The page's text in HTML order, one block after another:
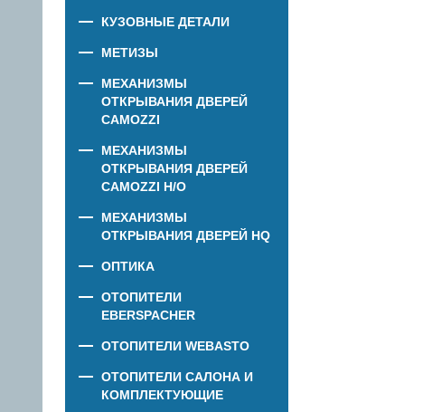
КУЗОВНЫЕ ДЕТАЛИ
МЕТИЗЫ
МЕХАНИЗМЫ
ОТКРЫВАНИЯ ДВЕРЕЙ
CAMOZZI
МЕХАНИЗМЫ
ОТКРЫВАНИЯ ДВЕРЕЙ
CAMOZZI Н/О
МЕХАНИЗМЫ
ОТКРЫВАНИЯ ДВЕРЕЙ HQ
ОПТИКА
ОТОПИТЕЛИ
EBERSPACHER
ОТОПИТЕЛИ WEBASTO
ОТОПИТЕЛИ САЛОНА И
КОМПЛЕКТУЮЩИЕ